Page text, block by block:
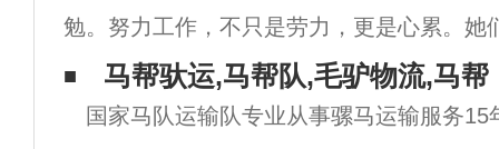
勉。努力工作，不只是劳力，更是心累。她
复一年。应随时应对恶劣的自然环境和恶劣
时机，把握时机，把握时机。显然，这远比
马帮驮运,马帮队,毛驴物流,马帮
国家马队运输队专业从事骡马运输服务15